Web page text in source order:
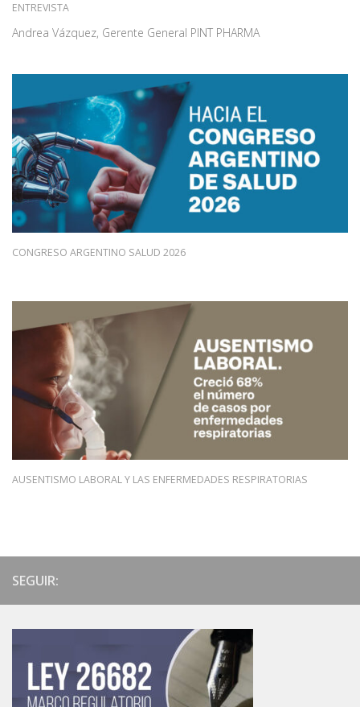
ENTREVISTA
Andrea Vázquez, Gerente General PINT PHARMA
CONGRESO ARGENTINO SALUD 2026
AUSENTISMO LABORAL Y LAS ENFERMEDADES RESPIRATORIAS
SEGUIR: